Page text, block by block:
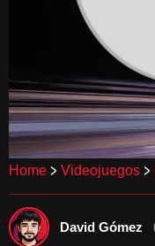
Home > Videojuegos >
David Gómez